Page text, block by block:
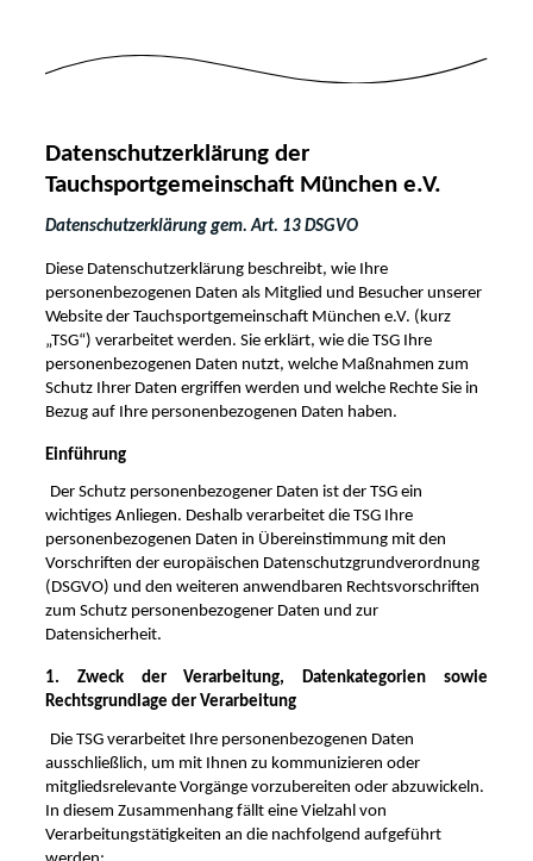
Datenschutzerklärung der
Tauchsportgemeinschaft München e.V.
Datenschutzerklärung gem. Art. 13 DSGVO
Diese Datenschutzerklärung beschreibt, wie Ihre
personenbezogenen Daten als Mitglied und Besucher unserer
Website der Tauchsportgemeinschaft München e.V. (kurz
„TSG“) verarbeitet werden. Sie erklärt, wie die TSG Ihre
personenbezogenen Daten nutzt, welche Maßnahmen zum
Schutz Ihrer Daten ergriffen werden und welche Rechte Sie in
Bezug auf Ihre personenbezogenen Daten haben.
Einführung
Der Schutz personenbezogener Daten ist der TSG ein
wichtiges Anliegen. Deshalb verarbeitet die TSG Ihre
personenbezogenen Daten in Übereinstimmung mit den
Vorschriften der europäischen Datenschutzgrundverordnung
(DSGVO) und den weiteren anwendbaren Rechtsvorschriften
zum Schutz personenbezogener Daten und zur
Datensicherheit.
1. Zweck der Verarbeitung, Datenkategorien sowie
Rechtsgrundlage der Verarbeitung
Die TSGverarbeitet Ihre personenbezogenen Daten
ausschließlich, um mit Ihnen zu kommunizieren oder
mitgliedsrelevante Vorgänge vorzubereiten oder abzuwickeln.
In diesem Zusammenhang fällt eine Vielzahl von
Verarbeitungstätigkeiten an die nachfolgend aufgeführt